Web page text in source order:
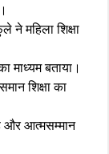
ने महिला शिक्षा
माध्यम बताया।
शिक्षा का
और आत्मसम्मान